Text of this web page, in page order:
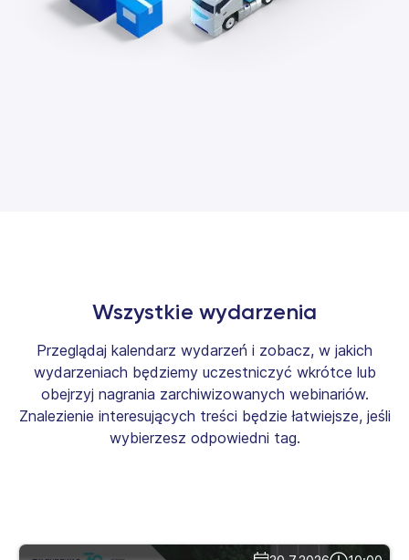
Wszystkie wydarzenia
Przeglądaj kalendarz wydarzeń i zobacz, w jakich
wydarzeniach będziemy uczestniczyć wkrótce lub
obejrzyj nagrania zarchiwizowanych webinariów.
Znalezienie interesujących treści będzie łatwiejsze, jeśli
wybierzesz odpowiedni tag.